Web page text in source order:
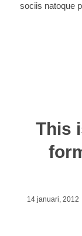
sociis natoque
This
14 januari, 2012